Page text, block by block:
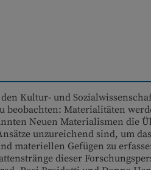
Kultur- und
beobachten: Materialitäten
Neuen Materialismen die
unzureichend sind, um
materiellen Gefügen zu
dieser